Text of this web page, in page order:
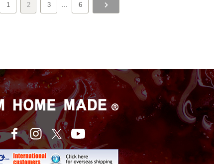
1 2 3 6